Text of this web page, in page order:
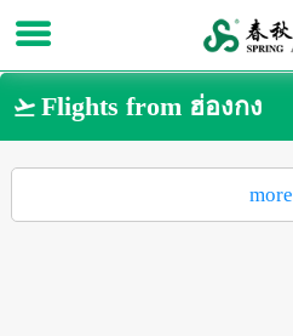
 Flights from ฮ่องกง
more